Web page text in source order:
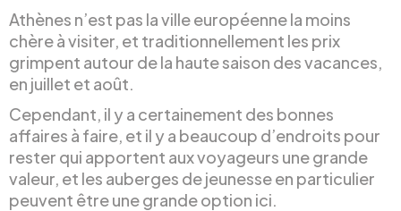
Athènes n’est pas la ville européenne la moins
chère à visiter, et traditionnellement les prix
grimpent autour de la haute saison des vacances,
en juillet et août.
Cependant, il y a certainement des bonnes
affaires à faire, et il y a beaucoup d’endroits pour
rester qui apportent aux voyageurs une grande
valeur, et les auberges de jeunesse en particulier
peuvent être une grande option ici.